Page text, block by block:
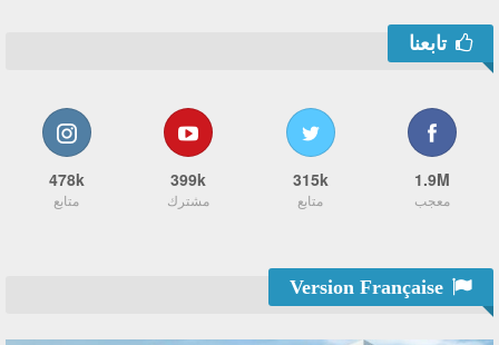
تابعنا
1.9M
معجب
315k
متابع
399k
مشترك
478k
متابع